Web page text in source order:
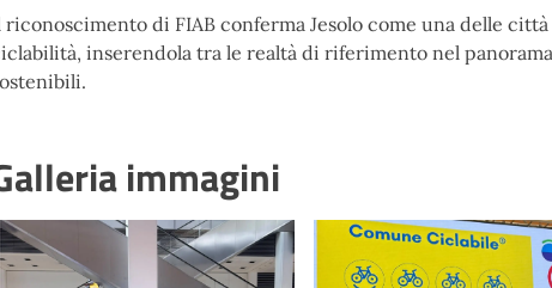
riconoscimento di FIAB conferma Jesolo come una delle
inserendola tra le realtà di riferimento nel
immagini